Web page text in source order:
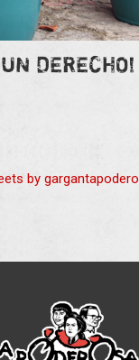
DERECHO!
by gargantapodero